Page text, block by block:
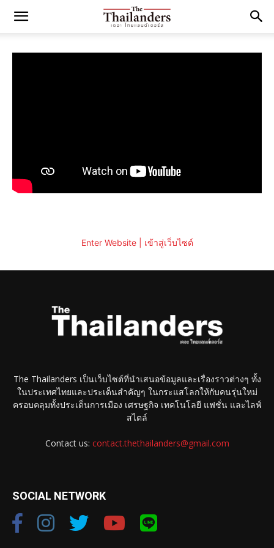
Enter Website | เข้าสู่เว็บไซต์
The Thailanders เป็นเว็บไซต์ที่นำเสนอข้อมูลและเรื่องราวต่างๆ ทั้ง
ในประเทศไทยและประเด็นสำคัญๆ ในกระแสโลกให้กับคนรุ่นใหม่
ครอบคลุมทั้งประเด็นการเมือง เศรษฐกิจ เทคโนโลยี แฟชั่น และไลฟ์
สไตล์
Contact us: contact.thethailanders@gmail.com
SOCIAL NETWORK